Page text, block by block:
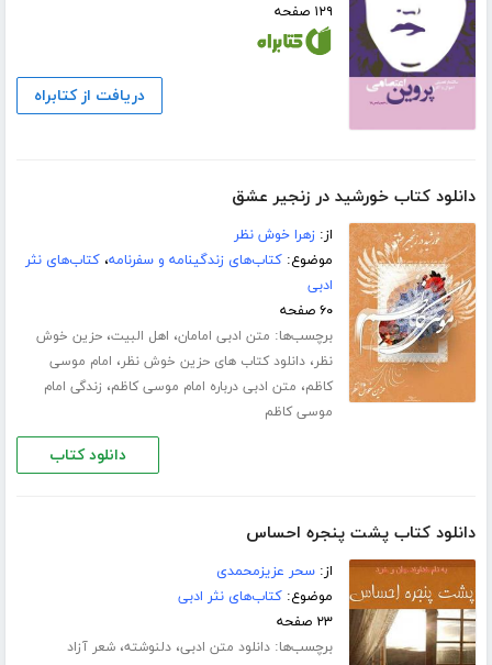
۱۲۹ صفحه
دریافت از کتابراه
دانلود کتاب خورشید در زنجیر عشق
از:زهرا خوش نظر
موضوع:کتاب‌های زندگینامه و سفرنامه،کتاب‌های نثر
ادبی
۶۰ صفحه
برچسب‌ها: متن ادبی امامان، اهل البیت،حزین خوش
نظر،دانلود کتاب های حزین خوش نظر، امام موسی
کاظم، متن ادبی درباره امام موسی کاظم، زندگی امام
موسی کاظم
دانلود کتاب
دانلود کتاب پشت پنجره احساس
از:سحر عزیزمحمدی
موضوع:کتاب‌های نثر ادبی
۲۳ صفحه
برچسب‌ها:دانلود متن ادبی،دلنوشته،شعر آزاد